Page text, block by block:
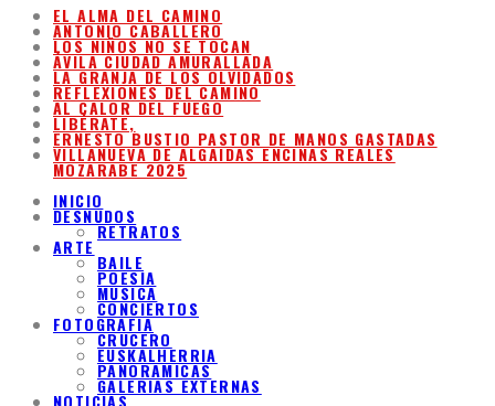
EL ALMA DEL CAMINO
ANTONIO CABALLERO
LOS NIÑOS NO SE TOCAN
ÁVILA CIUDAD AMURALLADA
LA GRANJA DE LOS OLVIDADOS
REFLEXIONES DEL CAMINO
AL CALOR DEL FUEGO
LIBÉRATE,
ERNESTO BUSTIO PASTOR DE MANOS GASTADAS
VILLANUEVA DE ALGAIDAS ENCINAS REALES
MOZARABE 2025
INICIO
DESNUDOS
RETRATOS
ARTE
BAILE
POESIA
MUSICA
CONCIERTOS
FOTOGRAFIA
CRUCERO
EUSKALHERRIA
PANORAMICAS
GALERIAS EXTERNAS
NOTICIAS